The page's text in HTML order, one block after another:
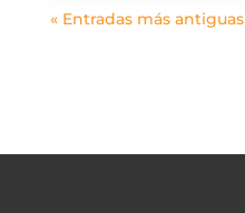
« Entradas más antiguas